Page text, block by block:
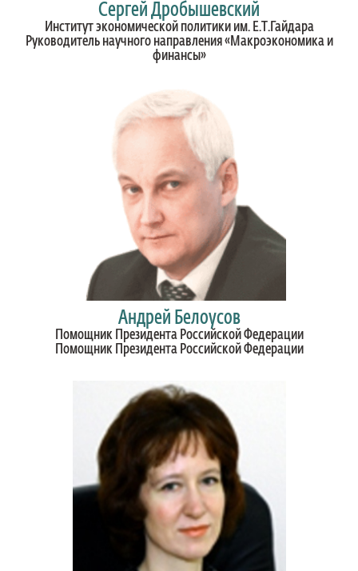
Сергей Дробышевский
Институт экономической политики им. Е.Т.Гайдара
Руководитель научного направления «Макроэкономика и
финансы»
Андрей Белоусов
Помощник Президента Российской Федерации
Помощник Президента Российской Федерации